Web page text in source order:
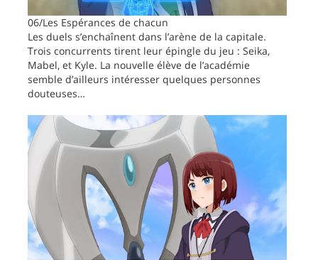
06/Les Espérances de chacun
Les duels s’enchaînent dans l’arène de la capitale.
Trois concurrents tirent leur épingle du jeu : Seika,
Mabel, et Kyle. La nouvelle élève de l’académie
semble d’ailleurs intéresser quelques personnes
douteuses…